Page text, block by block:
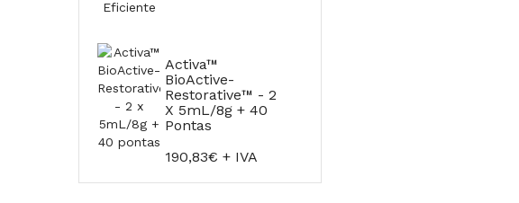
Activa™
BioActive-
Restorative™ - 2
X 5mL/8g + 40
Pontas
190,83€ + IVA